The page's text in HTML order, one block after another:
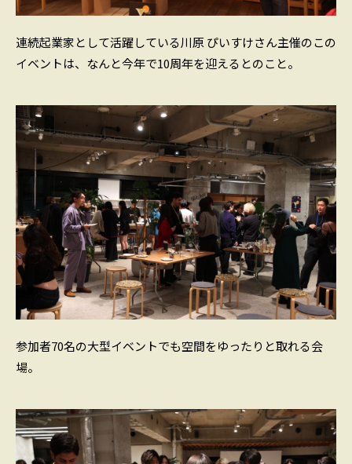
連続起業家として活躍している川原 ぴいすけさん主催のこの
イベントは、なんと今年で10周年を迎えるとのこと。
参加者70名の大型イベントでも空間をゆったりと取れる会
場。